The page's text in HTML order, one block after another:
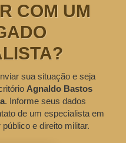
COM UM
sua situação e seja
Agnaldo Bastos
. Informe seus dados
de um especialista em
e direito militar.